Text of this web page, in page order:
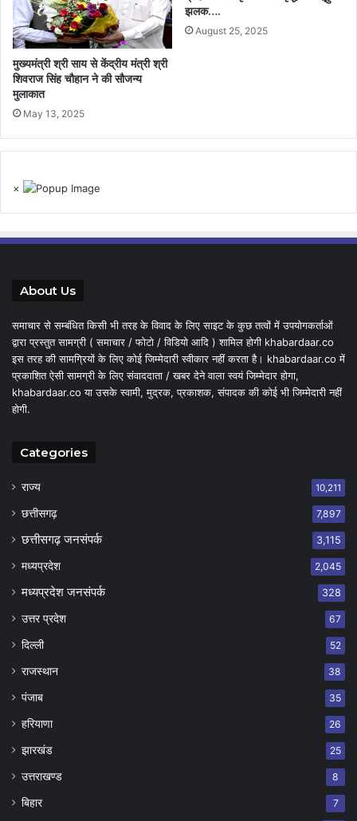
मुख्यमंत्री श्री साय से केंद्रीय मंत्री श्री
शिवराज सिंह चौहान ने की सौजन्य
मुलाकात
May 13, 2025
झलक….
August 25, 2025
×
About Us
समाचार से सम्बंधित किसी भी तरह के विवाद के लिए साइट के कुछ तत्वों में उपयोगकर्ताओं
द्वारा प्रस्तुत सामग्री ( समाचार / फोटो / विडियो आदि ) शामिल होगी khabardaar.co
इस तरह की सामग्रियों के लिए कोई जिम्मेदारी स्वीकार नहीं करता है। khabardaar.co में
प्रकाशित ऐसी सामग्री के लिए संवाददाता / खबर देने वाला स्वयं जिम्मेदार होगा,
khabardaar.co या उसके स्वामी, मुद्रक, प्रकाशक, संपादक की कोई भी जिम्मेदारी नहीं
होगी.
Categories
राज्य 10,211
छत्तीसगढ़ 7,897
छत्तीसगढ़ जनसंपर्क 3,115
मध्यप्रदेश 2,045
मध्यप्रदेश जनसंपर्क 328
उत्तर प्रदेश 67
दिल्ली 52
राजस्थान 38
पंजाब 35
हरियाणा 26
झारखंड 25
उत्तराखण्ड 8
बिहार 7